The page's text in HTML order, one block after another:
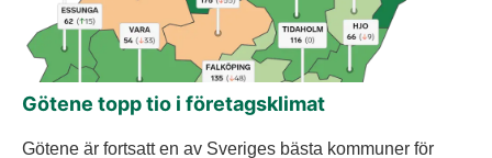
Götene topp tio i företagsklimat
Götene är fortsatt en av Sveriges bästa kommuner för